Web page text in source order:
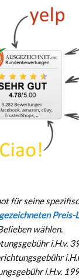
für seine
wählen.
i.H.v.
i.H.v.